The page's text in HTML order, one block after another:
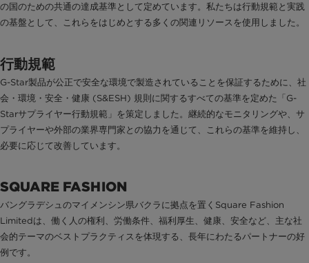
の国のための共通の達成基準として定めています。私たちは行動規範と実践
の基盤として、これらをはじめとする多くの関連リソースを使用しました。
行動規範
G-Star製品が公正で安全な環境で製造されていることを保証するために、社
会・環境・安全・健康 (S&ESH) 規則に関するすべての基準を定めた「G-
Starサプライヤー行動規範」を策定しました。継続的なモニタリングや、サ
プライヤーや外部の業界専門家との協力を通じて、これらの基準を維持し、
必要に応じて改善しています。
SQUARE FASHION
バングラデシュのマイメンシン県バクラに拠点を置くSquare Fashion
Limitedは、働く人の権利、労働条件、福利厚生、健康、安全など、主な社
会的テーマのベストプラクティスを体現する、長年にわたるパートナーの好
例です。